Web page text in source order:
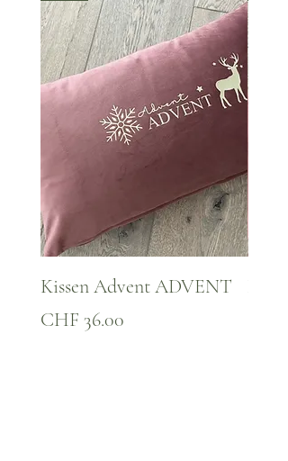
Kissen Advent ADVENT
Preis
CHF 36.00